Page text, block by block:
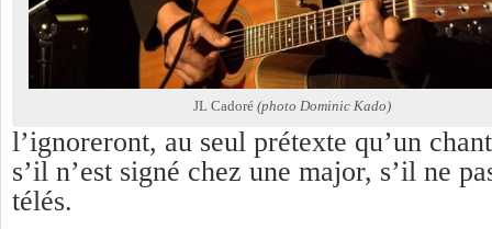
JL Cadoré (photo Dominic Kado)
l’ignoreront, au seul prétexte qu’un
s’il n’est signé chez une major, s’il ne
télés.